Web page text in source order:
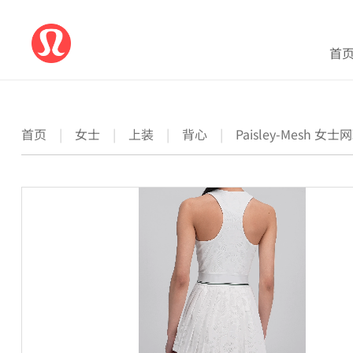
首
首页 | 女士 | 上装 | 背心 | Paisley-Mesh 女士